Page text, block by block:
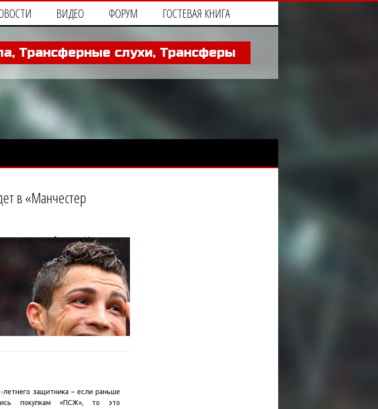
ВИДЕО ФОРУМ ГОСТЕВАЯ КНИГА
Трансферные слухи, Трансферы
в «Манчестер
на днях перейдет в «Манчестер
защитника – если раньше
покупкам «ПСЖ», то это